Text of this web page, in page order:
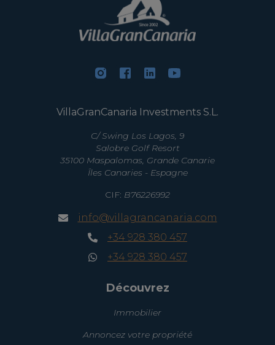
VillaGranCanaria Investments S.L.
C/ Swing Los Lagos, 9
Salobre Golf Resort
35100 Maspalomas, Grande Canarie
Îles Canaries - Espagne
CIF: B76226992
info@villagrancanaria.com
+34 928 380 457
+34 928 380 457
Découvrez
Immobilier
Annoncez votre propriété